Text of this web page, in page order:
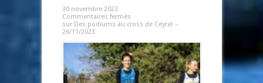
30 novembre 2023
Commentaires fermés
sur Des podiums au cross de Ceyrat –
26/11/2023